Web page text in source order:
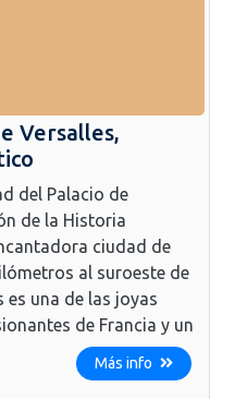
Versalles,
del Palacio de
de la Historia
ciudad de
al suroeste de
es una de las joyas
de Francia y un
Más info